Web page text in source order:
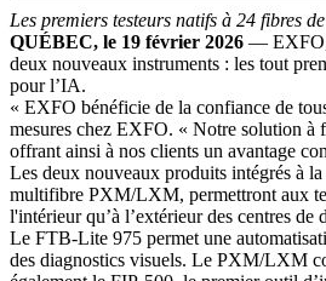
Emploi
Partenaires
Fournisseurs
Les premiers testeurs natifs à 24 fibres
QUÉBEC, le 19 février 2026 — EXFO,
deux nouveaux instruments : les tout
pour l’IA.
« EXFO bénéficie de la confiance de
mesures chez EXFO. « Notre solution à
offrant ainsi à nos clients un avantage
Les deux nouveaux produits intégrés à
multifibre PXM/LXM, permettront aux
l'intérieur qu’à l’extérieur des centres
Le FTB-Lite 975 permet une
des diagnostics visuels. Le PXM/LXM